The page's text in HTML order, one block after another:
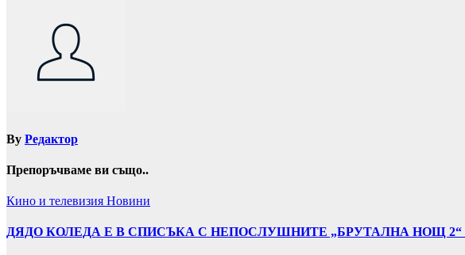
By Редактор
Препоръчваме ви също..
Кино и телевизия Новини
ДЯДО КОЛЕДА Е В СПИСЪКА С НЕПОСЛУШНИТЕ „БРУТАЛНА НОЩ